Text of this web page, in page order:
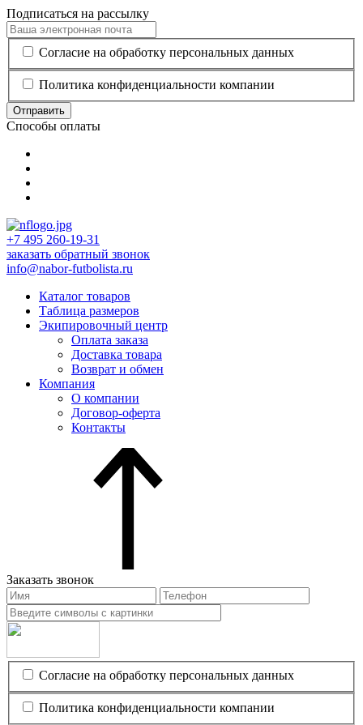
Подписаться на рассылку
Согласие на обработку персональных данных
Политика конфиденциальности компании
Отправить
Способы оплаты
+7 495 260-19-31
заказать обратный звонок
info@nabor-futbolista.ru
Каталог товаров
Таблица размеров
Экипировочный центр
Оплата заказа
Доставка товара
Возврат и обмен
Компания
О компании
Договор-оферта
Контакты
Заказать звонок
Согласие на обработку персональных данных
Политика конфиденциальности компании